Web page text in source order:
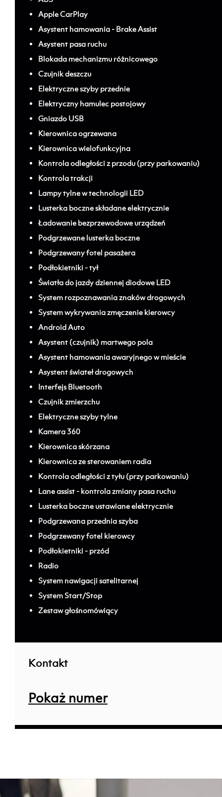
Apple CarPlay
Asystent hamowania - Brake Assist
Asystent pasa ruchu
Blokada mechanizmu różnicowego
Czujnik deszczu
Elektryczne szyby przednie
Elektryczny hamulec postojowy
Gniazdo USB
Kierownica ogrzewana
Kierownica wielofunkcyjna
Kontrola odległości z przodu (przy parkowaniu)
Kontrola trakcji
Lampy tylne w technologii LED
Lusterka boczne składane elektrycznie
Ładowanie bezprzewodowe urządzeń
Podgrzewane lusterka boczne
Podgrzewany fotel pasażera
Podłokietniki - tył
Światła do jazdy dziennej diodowe LED
System rozpoznawania znaków drogowych
System wykrywania zmęczenie kierowcy
Android Auto
Asystent (czujnik) martwego pola
Asystent hamowania awaryjnego w mieście
Asystent świateł drogowych
Interfejs Bluetooth
Czujnik zmierzchu
Elektryczne szyby tylne
Kamera 360
Kierownica skórzana
Kierownica ze sterowaniem radia
Kontrola odległości z tyłu (przy parkowaniu)
Lane assist - kontrola zmiany pasa ruchu
Lusterka boczne ustawiane elektrycznie
Podgrzewana przednia szyba
Podgrzewany fotel kierowcy
Podłokietniki - przód
Radio
System nawigacji satelitarnej
System Start/Stop
Zestaw głośnomówiący
Kontakt
Pokaż numer